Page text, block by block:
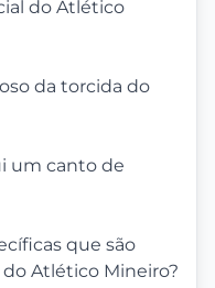
do Atlético
da torcida do
um canto de
que são
Atlético Mineiro?